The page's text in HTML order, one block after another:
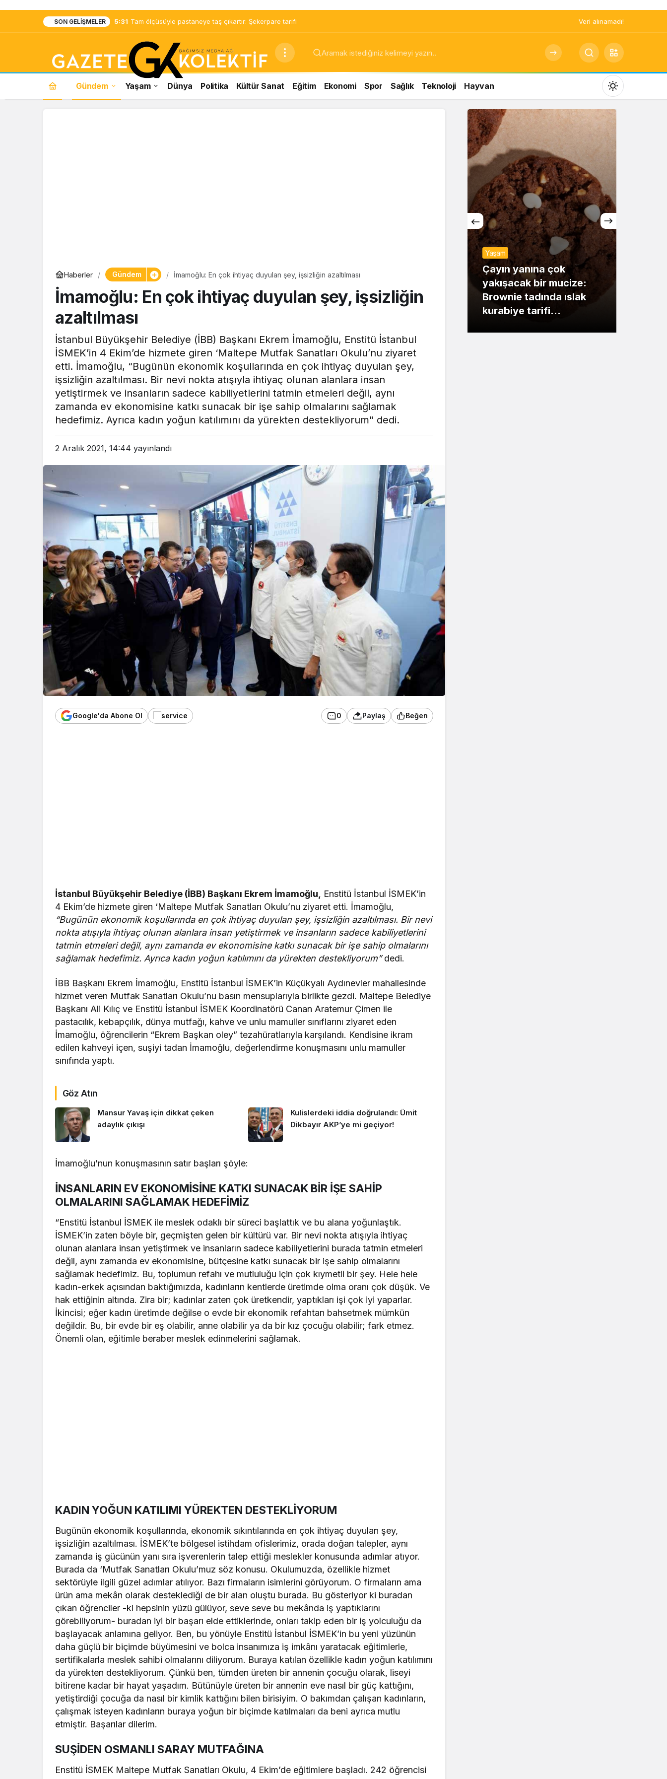
SON GELIŞMELER 5:31 Tam ölçüsüyle pastaneye taş çıkartır: Şekerpare tarifi Veri alınamadı!
Gündem Yaşam Dünya Politika Kültür Sanat Eğitim Ekonomi Spor Sağlık Teknoloji Hayvan
Mod
değiştir
Gündüz Modu
Gündüz modunu seçin.
Gece Modu
Gece modunu seçin.
Sistem Modu
Sistem modunu seçin.
Haberler Gündem İmamoğlu: En çok ihtiyaç duyulan şey, işsizliğin azaltılması
İmamoğlu: En çok ihtiyaç duyulan şey, işsizliğin
azaltılması
İstanbul Büyükşehir Belediye (İBB) Başkanı Ekrem İmamoğlu, Enstitü İstanbul
İSMEK’in 4 Ekim’de hizmete giren ‘Maltepe Mutfak Sanatları Okulu’nu ziyaret
etti. İmamoğlu, “Bugünün ekonomik koşullarında en çok ihtiyaç duyulan şey,
işsizliğin azaltılması. Bir nevi nokta atışıyla ihtiyaç olunan alanlara insan
yetiştirmek ve insanların sadece kabiliyetlerini tatmin etmeleri değil, aynı
zamanda ev ekonomisine katkı sunacak bir işe sahip olmalarını sağlamak
hedefimiz. Ayrıca kadın yoğun katılımını da yürekten destekliyorum" dedi.
2 Aralık 2021, 14:44 yayınlandı
Google'da Abone Ol 0 Paylaş Beğen
İstanbul Büyükşehir Belediye (İBB) Başkanı Ekrem İmamoğlu,
Enstitü İstanbul İSMEK’in
4 Ekim’de hizmete giren ‘Maltepe Mutfak Sanatları Okulu’nu ziyaret etti. İmamoğlu,
“Bugünün ekonomik koşullarında en çok ihtiyaç duyulan şey, işsizliğin azaltılması. Bir nevi
nokta atışıyla ihtiyaç olunan alanlara insan yetiştirmek ve insanların sadece kabiliyetlerini
tatmin etmeleri değil, aynı zamanda ev ekonomisine katkı sunacak bir işe sahip olmalarını
sağlamak hedefimiz. Ayrıca kadın yoğun katılımını da yürekten destekliyorum”dedi.
İBB Başkanı Ekrem İmamoğlu, Enstitü İstanbul İSMEK’in Küçükyalı Aydınevler mahallesinde
hizmet veren Mutfak Sanatları Okulu’nu basın mensuplarıyla birlikte gezdi. Maltepe Belediye
Başkanı Ali Kılıç ve Enstitü İstanbul İSMEK Koordinatörü Canan Aratemur Çimen ile
pastacılık, kebapçılık, dünya mutfağı, kahve ve unlu mamuller sınıflarını ziyaret eden
İmamoğlu, öğrencilerin “Ekrem Başkan oley” tezahüratlarıyla karşılandı. Kendisine ikram
edilen kahveyi içen, suşiyi tadan İmamoğlu, değerlendirme konuşmasını unlu mamuller
sınıfında yaptı.
Göz Atın
Mansur Yavaş için dikkat çeken
adaylık çıkışı
Kulislerdeki iddia doğrulandı: Ümit
Dikbayır AKP’ye mi geçiyor!
İmamoğlu’nun konuşmasının satır başları şöyle:
İNSANLARIN EV EKONOMİSİNE KATKI SUNACAK BİR İŞE SAHİP
OLMALARINI SAĞLAMAK HEDEFİMİZ
“Enstitü İstanbul İSMEK ile meslek odaklı bir süreci başlattık ve bu alana yoğunlaştık.
İSMEK’in zaten böyle bir, geçmişten gelen bir kültürü var. Bir nevi nokta atışıyla ihtiyaç
olunan alanlara insan yetiştirmek ve insanların sadece kabiliyetlerini burada tatmin etmeleri
değil, aynı zamanda ev ekonomisine, bütçesine katkı sunacak bir işe sahip olmalarını
sağlamak hedefimiz. Bu, toplumun refahı ve mutluluğu için çok kıymetli bir şey. Hele hele
kadın-erkek açısından baktığımızda, kadınların kentlerde üretimde olma oranı çok düşük. Ve
hak ettiğinin altında. Zira bir; kadınlar zaten çok üretkendir, yaptıkları işi çok iyi yaparlar.
İkincisi; eğer kadın üretimde değilse o evde bir ekonomik refahtan bahsetmek mümkün
değildir. Bu, bir evde bir eş olabilir, anne olabilir ya da bir kız çocuğu olabilir; fark etmez.
Önemli olan, eğitimle beraber meslek edinmelerini sağlamak.
KADIN YOĞUN KATILIMI YÜREKTEN DESTEKLİYORUM
Bugünün ekonomik koşullarında, ekonomik sıkıntılarında en çok ihtiyaç duyulan şey,
işsizliğin azaltılması. İSMEK’te bölgesel istihdam ofislerimiz, orada doğan talepler, aynı
zamanda iş gücünün yanı sıra işverenlerin talep ettiği meslekler konusunda adımlar atıyor.
Burada da ‘Mutfak Sanatları Okulu’muz söz konusu. Okulumuzda, özellikle hizmet
sektörüyle ilgili güzel adımlar atılıyor. Bazı firmaların isimlerini görüyorum. O firmaların ama
ürün ama mekân olarak desteklediği de bir alan oluştu burada. Bu gösteriyor ki buradan
çıkan öğrenciler -ki hepsinin yüzü gülüyor, seve seve bu mekânda iş yaptıklarını
görebiliyorum- buradan iyi bir başarı elde ettiklerinde, onları takip eden bir iş yolculuğu da
başlayacak anlamına geliyor. Ben, bu yönüyle Enstitü İstanbul İSMEK’in bu yeni yüzünün
daha güçlü bir biçimde büyümesini ve bolca insanımıza iş imkânı yaratacak eğitimlerle,
sertifikalarla meslek sahibi olmalarını diliyorum. Buraya katılan özellikle kadın yoğun katılımını
da yürekten destekliyorum. Çünkü ben, tümden üreten bir annenin çocuğu olarak, liseyi
bitirene kadar bir hayat yaşadım. Bütünüyle üreten bir annenin eve nasıl bir güç kattığını,
yetiştirdiği çocuğa da nasıl bir kimlik kattığını bilen birisiyim. O bakımdan çalışan kadınların,
çalışmak isteyen kadınların buraya yoğun bir biçimde katılmaları da beni ayrıca mutlu
etmiştir. Başarılar dilerim.
SUŞİDEN OSMANLI SARAY MUTFAĞINA
Enstitü İSMEK Maltepe Mutfak Sanatları Okulu, 4 Ekim’de eğitimlere başladı. 242 öğrencisi
pastaneye taş çıkartır:
Yaşam
Çayın yanına çok
yakışacak bir mucize:
Brownie tadında ıslak
kurabiye tarifi…